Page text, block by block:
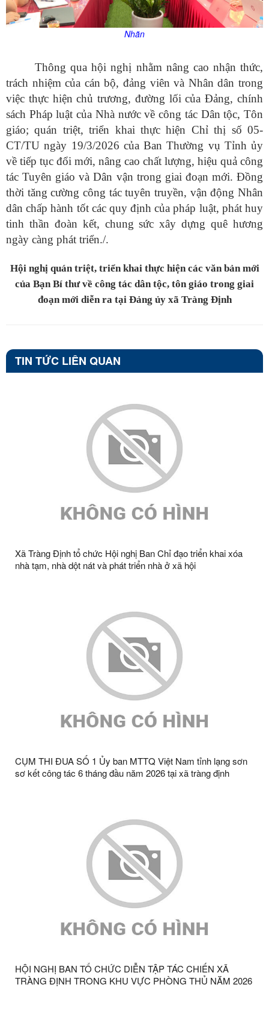
Nhãn
Thông qua hội nghị nhằm nâng cao nhận thức,
trách nhiệm của cán bộ, đảng viên và Nhân dân trong
việc thực hiện chủ trương, đường lối của Đảng, chính
sách Pháp luật của Nhà nước về công tác Dân tộc, Tôn
giáo; quán triệt, triển khai thực hiện Chỉ thị số 05-
CT/TU ngày 19/3/2026 của Ban Thường vụ Tỉnh ủy
về tiếp tục đổi mới, nâng cao chất lượng, hiệu quả công
tác Tuyên giáo và Dân vận trong giai đoạn mới. Đồng
thời tăng cường công tác tuyên truyền, vận động Nhân
dân chấp hành tốt các quy định của pháp luật, phát huy
tinh thần đoàn kết, chung sức xây dựng quê hương
ngày càng phát triển./.
Hội nghị quán triệt, triển khai thực hiện các văn bản mới
của Bạn Bí thư về công tác dân tộc, tôn giáo trong giai
đoạn mới diễn ra tại Đảng ủy xã Tràng Định
TIN TỨC LIÊN QUAN
Xã Tràng Định tổ chức Hội nghị Ban Chỉ đạo triển khai xóa
nhà tạm, nhà dột nát và phát triển nhà ở xã hội
CỤM THI ĐUA SỐ 1 Ủy ban MTTQ Việt Nam tỉnh lạng sơn
sơ kết công tác 6 tháng đầu năm 2026 tại xã tràng định
HỘI NGHỊ BAN TỔ CHỨC DIỄN TẬP TÁC CHIẾN XÃ
TRÀNG ĐỊNH TRONG KHU VỰC PHÒNG THỦ NĂM 2026